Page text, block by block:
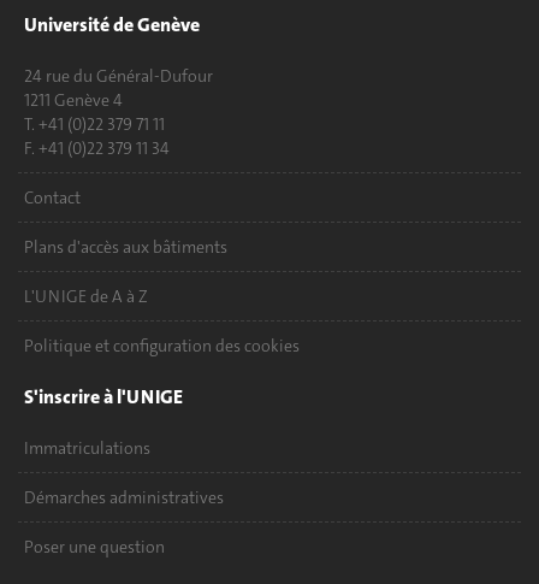
Université de Genève
24 rue du Général-Dufour
1211 Genève 4
T. +41 (0)22 379 71 11
F. +41 (0)22 379 11 34
Contact
Plans d'accès aux bâtiments
L'UNIGE de A à Z
Politique et configuration des cookies
S'inscrire à l'UNIGE
Immatriculations
Démarches administratives
Poser une question